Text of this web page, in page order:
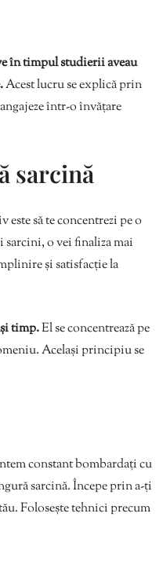
în timpul studierii aveau
Acest lucru se explică prin
într-o învățare
sarcină
să te concentrezi pe o
o vei finaliza mai
și satisfacție la
timp.El se concentrează pe
Același principiu se
constant bombardați cu
sarcină. Începe prin a-ți
Folosește tehnici precum